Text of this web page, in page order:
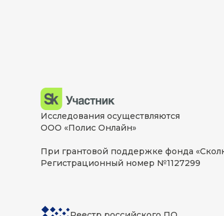
Исследования осуществляются
ООО «Полис Онлайн»
При грантовой поддержке фонда
Регистрационный номер №1127299